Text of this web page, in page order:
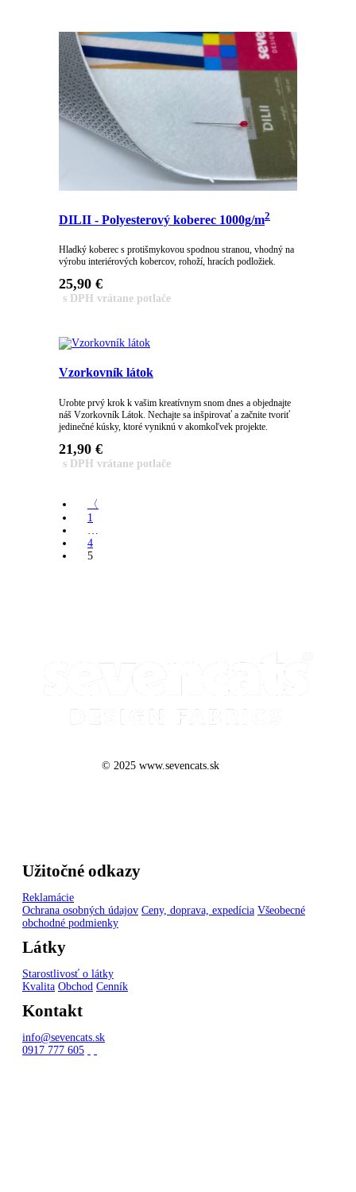
DILII - Polyesterový koberec 1000g/m2
Hladký koberec s protišmykovou spodnou stranou, vhodný na
výrobu interiérových kobercov, rohoží, hracích podložiek.
25,90 €
s DPH vrátane potlače
Vzorkovník látok
Urobte prvý krok k vašim kreatívnym snom dnes a objednajte
náš Vzorkovník Látok. Nechajte sa inšpirovať a začnite tvoriť
jedinečné kúsky, ktoré vyniknú v akomkoľvek projekte.
21,90 €
s DPH vrátane potlače
〈
1
4
5
© 2025 www.sevencats.sk
Užitočné odkazy
Reklamácie
Ochrana osobných údajov Ceny, doprava, expedícia Všeobecné
obchodné podmienky
Látky
Starostlivosť o látky
Kvalita Obchod Cenník
Kontakt
info@sevencats.sk
0917 777 605